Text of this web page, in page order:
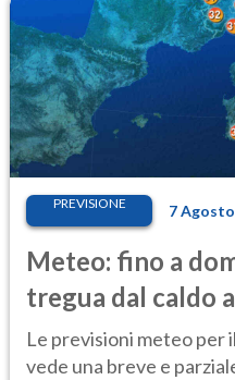
PREVISIONE 7
Meteo: fino a
tregua dal caldo
calura e afa
Le previsioni meteo per
vede una breve e